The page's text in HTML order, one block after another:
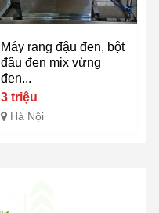
Máy rang đậu đen, bột
đậu đen mix vừng
đen...
3 triệu
Hà Nội